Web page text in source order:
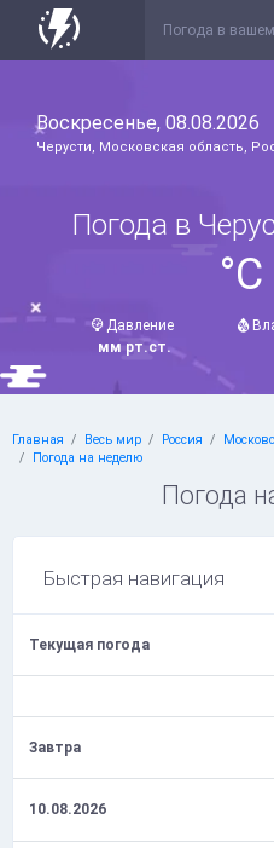
Воскресенье, 08.08.2026
Черусти, Московская область,
Погода в
°C
Давление
мм рт.ст.
Главная Весь мир Россия
Погода на неделю
Погода
Быстрая навигация
Текущая погода
Завтра
10.08.2026